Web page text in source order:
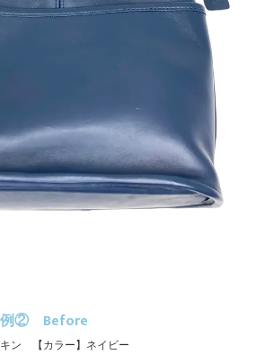
例② Before
キン 【カラー】ネイビー